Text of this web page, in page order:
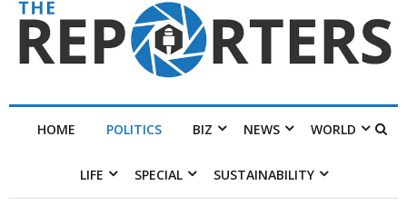
POLITICS BIZ NEWS WORLD